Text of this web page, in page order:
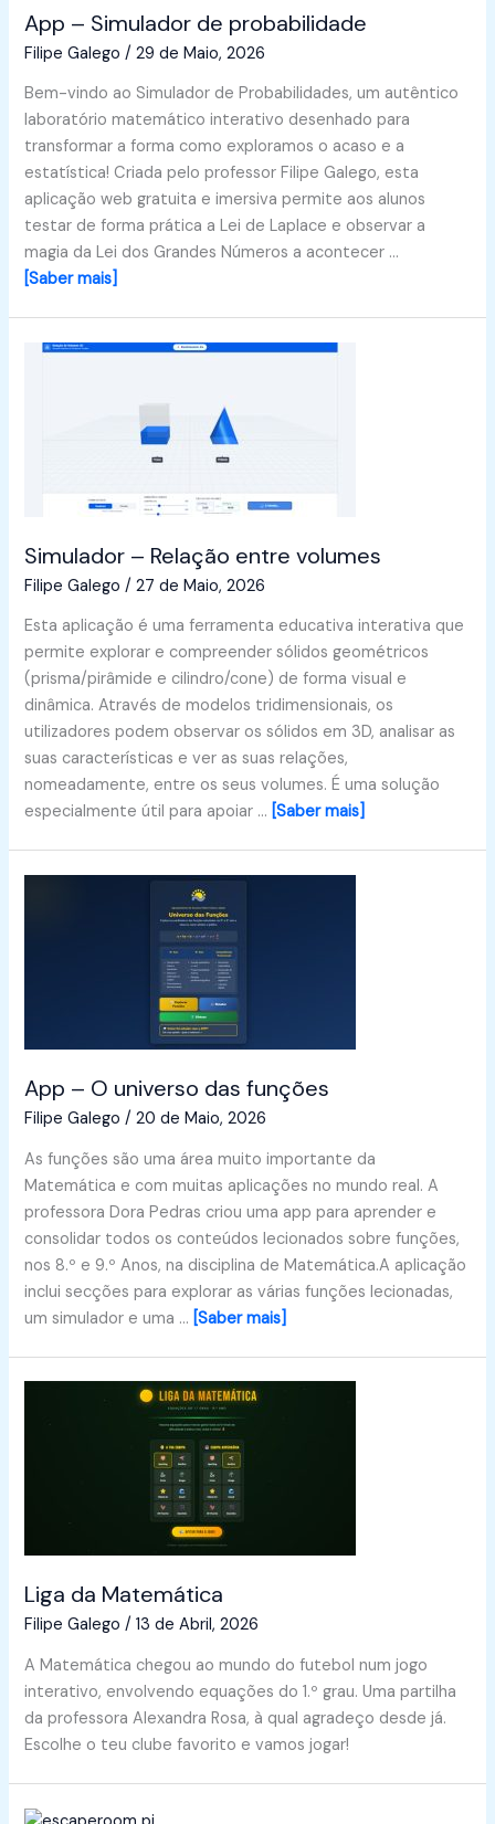
App – Simulador de probabilidade
Filipe Galego/29 de Maio, 2026
Bem-vindo ao Simulador de Probabilidades, um autêntico
laboratório matemático interativo desenhado para
transformar a forma como exploramos o acaso e a
estatística! Criada pelo professor Filipe Galego, esta
aplicação web gratuita e imersiva permite aos alunos
testar de forma prática a Lei de Laplace e observar a
magia da Lei dos Grandes Números a acontecer …
[Saber mais]
Simulador – Relação entre volumes
Filipe Galego/27 de Maio, 2026
Esta aplicação é uma ferramenta educativa interativa que
permite explorar e compreender sólidos geométricos
(prisma/pirâmide e cilindro/cone) de forma visual e
dinâmica. Através de modelos tridimensionais, os
utilizadores podem observar os sólidos em 3D, analisar as
suas características e ver as suas relações,
nomeadamente, entre os seus volumes. É uma solução
especialmente útil para apoiar … [Saber mais]
App – O universo das funções
Filipe Galego/20 de Maio, 2026
As funções são uma área muito importante da
Matemática e com muitas aplicações no mundo real. A
professora Dora Pedras criou uma app para aprender e
consolidar todos os conteúdos lecionados sobre funções,
nos 8.º e 9.º Anos, na disciplina de Matemática.A aplicação
inclui secções para explorar as várias funções lecionadas,
um simulador e uma … [Saber mais]
Liga da Matemática
Filipe Galego/13 de Abril, 2026
A Matemática chegou ao mundo do futebol num jogo
interativo, envolvendo equações do 1.º grau. Uma partilha
da professora Alexandra Rosa, à qual agradeço desde já.
Escolhe o teu clube favorito e vamos jogar!